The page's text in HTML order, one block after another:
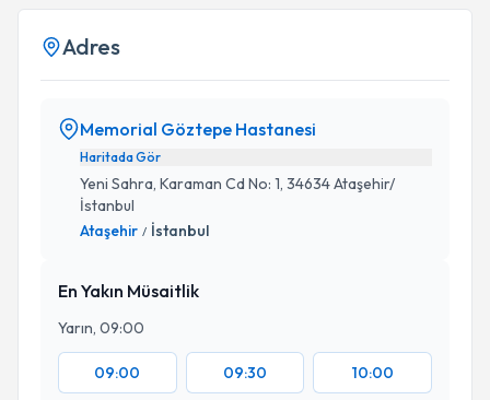
Adres
Memorial Göztepe Hastanesi
Haritada Gör
Yeni Sahra, Karaman Cd No: 1, 34634 Ataşehir/
İstanbul
Ataşehir / İstanbul
En Yakın Müsaitlik
Yarın, 09:00
09:00 09:30 10:00